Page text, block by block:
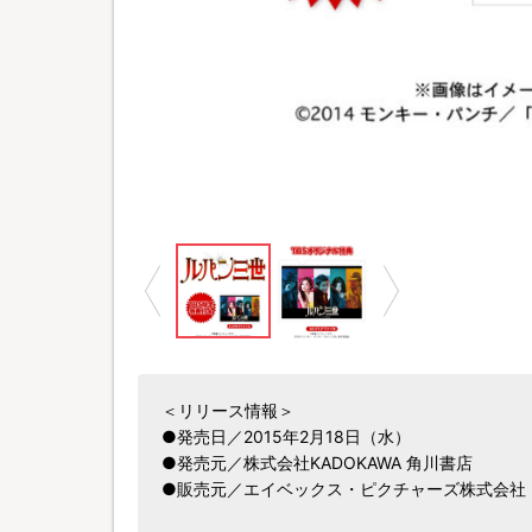
＜リリース情報＞
●発売日／2015年2月18日（水）
●発売元／株式会社KADOKAWA 角川書店
●販売元／エイベックス・ピクチャーズ株式会社